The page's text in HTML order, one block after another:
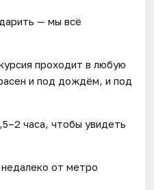
— мы всё
проходит в любую
и под дождём, и под
часа, чтобы увидеть
от метро